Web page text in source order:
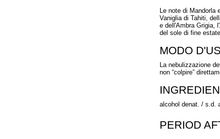
Le note di Mandorla
Vaniglia di Tahiti,
e dell'Ambra Grigia,
del sole di fine
MODO
La nebulizzazione
non “colpire”
alcohol denat. / s.d.
PERIOD